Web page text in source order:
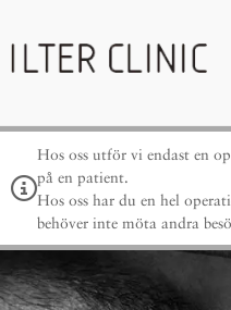
Hos oss utför vi endast en
på en patient.
Hos oss har du en hel
behöver inte möta andra